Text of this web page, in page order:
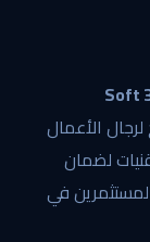
360 Soft
الأعمال
لضمان
في